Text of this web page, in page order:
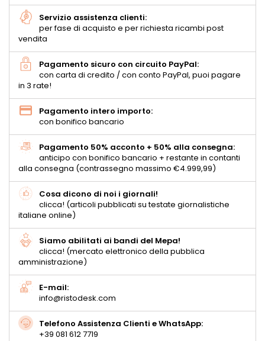
Servizio assistenza clienti:
per fase di acquisto e per richiesta ricambi post
vendita
Pagamento sicuro con circuito PayPal:
con carta di credito / con conto PayPal, puoi pagare
in 3 rate!
Pagamento intero importo:
con bonifico bancario
Pagamento 50% acconto + 50% alla consegna:
anticipo con bonifico bancario + restante in contanti
alla consegna (contrassegno massimo €4.999,99)
Cosa dicono di noi i giornali!
clicca! (articoli pubblicati su testate giornalistiche
italiane online)
Siamo abilitati ai bandi del Mepa!
clicca! (mercato elettronico della pubblica
amministrazione)
E-mail:
info@ristodesk.com
Telefono Assistenza Clienti e WhatsApp:
+39 081 612 7719